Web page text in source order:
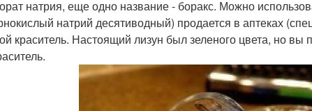
натрия, еще одно название - боракс. Можно
натрий десятиводный) продается в аптеках
краситель. Настоящий лизун был зеленого цвета, но